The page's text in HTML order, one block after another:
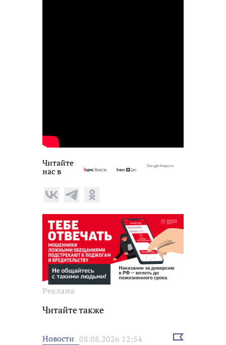
Читайте
нас в
Реклама
Читайте также
Новости 08.08.2026 12:54
Выбрать